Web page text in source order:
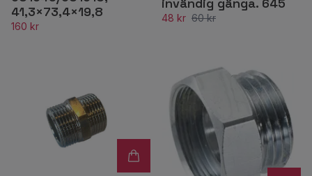
41,3×73,4×19,8
160 kr
invändig gänga. 645
48 kr 60 kr